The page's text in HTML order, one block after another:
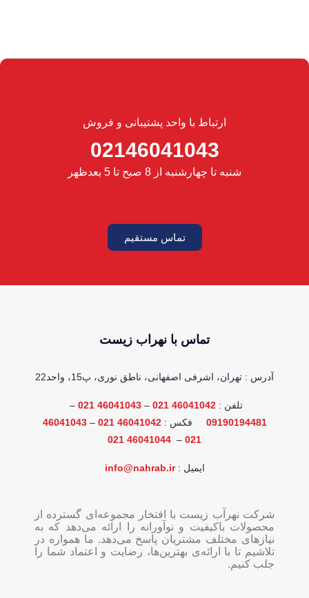
ارتباط با واحد پشتیبانی و فروش
02146041043
شنبه تا چهارشنبه از 8 صبح تا 5 بعدظهر
تماس مستقیم
تماس با نهراب زیست
آدرس : تهران، اشرفی اصفهانی، ناطق نوری، پ15، واحد22
تلفن :46041042 021
–
46041043 021
–
09190194481
فکس :46041042 021
–
46041043
021
–
46041044 021
ایمیل :info@nahrab.ir
شرکت نهرآب زیست با افتخار مجموعه‌ای گسترده از
محصولات باکیفیت و نوآورانه را ارائه می‌دهد که به
نیازهای مختلف مشتریان پاسخ می‌دهد. ما همواره در
تلاشیم تا با ارائه‌ی بهترین‌ها، رضایت و اعتماد شما را
جلب کنیم.